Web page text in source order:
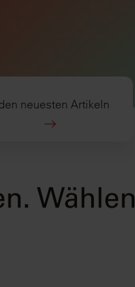
neuesten Artikeln
Wählen